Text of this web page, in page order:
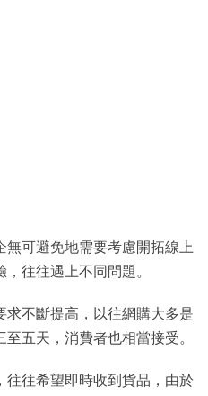
可避免地需要考慮開拓線上
往往遇上不同問題。
不斷提高，以往網購大多是
五天，消費者也相當接受。
往往希望即時收到貨品，由於